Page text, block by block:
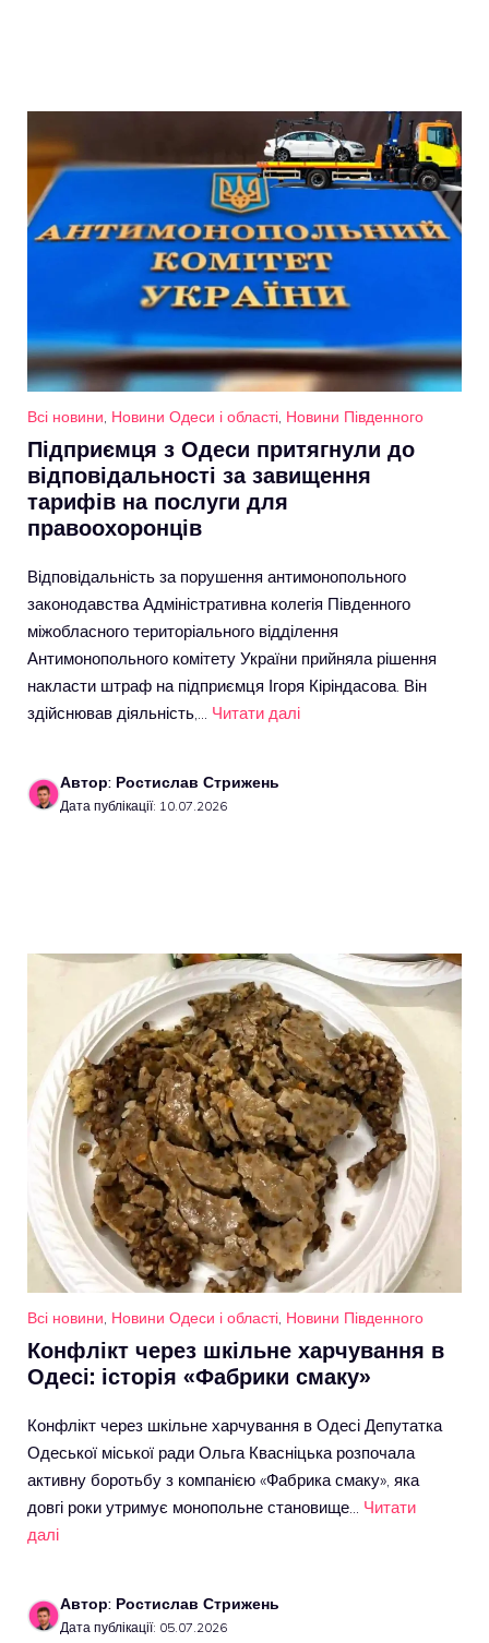
Всі новини, Новини Одеси і області, Новини Південного
Підприємця з Одеси притягнули до
відповідальності за завищення
тарифів на послуги для
правоохоронців
Відповідальність за порушення антимонопольного
законодавства Адміністративна колегія Південного
міжобласного територіального відділення
Антимонопольного комітету України прийняла рішення
накласти штраф на підприємця Ігоря Кіріндасова. Він
здійснював діяльність,… Читати далі
Автор: Ростислав Стрижень
Дата публікації: 10.07.2026
Всі новини, Новини Одеси і області, Новини Південного
Конфлікт через шкільне харчування в
Одесі: історія «Фабрики смаку»
Конфлікт через шкільне харчування в Одесі Депутатка
Одеської міської ради Ольга Квасніцька розпочала
активну боротьбу з компанією «Фабрика смаку», яка
довгі роки утримує монопольне становище… Читати
далі
Автор: Ростислав Стрижень
Дата публікації: 05.07.2026